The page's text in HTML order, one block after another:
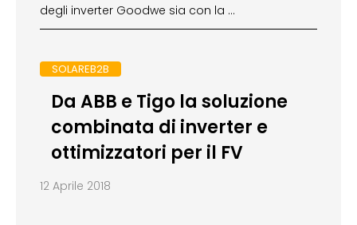
degli inverter Goodwe sia con la …
SOLAREB2B
Da ABB e Tigo la soluzione
combinata di inverter e
ottimizzatori per il FV
12 Aprile 2018